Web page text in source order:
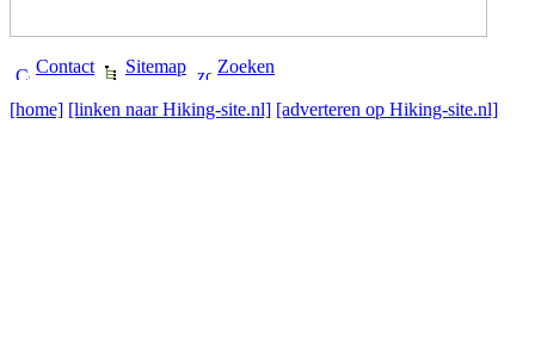
Contact Sitemap Zoeken
[home] [linken naar Hiking-site.nl] [adverteren op Hiking-site.nl]